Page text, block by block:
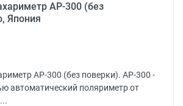
AP-300 (без
Япония
AP-300 (без поверки). АР-300 -
автоматический поляриметр от